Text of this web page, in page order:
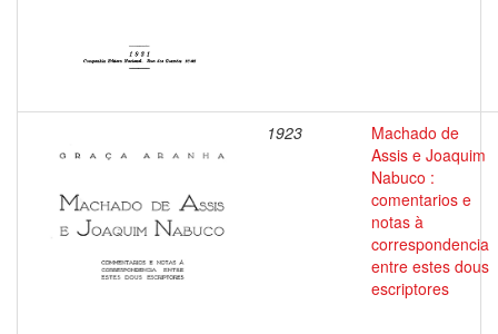
1923
Machado de
Assis e Joaquim
Nabuco :
comentarios e
notas à
correspondencia
entre estes dous
escriptores